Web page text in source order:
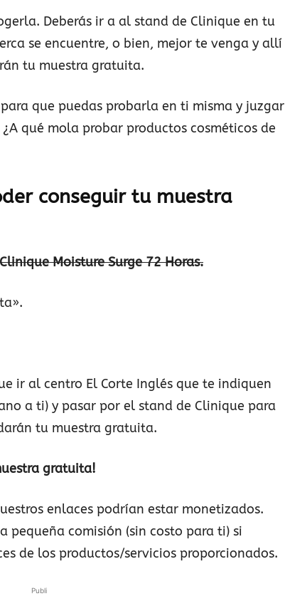
Deberás ir a al stand de Clinique en tu
se encuentre, o bien, mejor te venga y allí
tu muestra gratuita.
que puedas probarla en ti misma y juzgar
qué mola probar productos cosméticos de
conseguir tu muestra
Moisture Surge 72 Horas.
ir al centro El Corte Inglés que te indiquen
a ti) y pasar por el stand de Clinique para
tu muestra gratuita.
gratuita!
enlaces podrían estar monetizados.
pequeña comisión (sin costo para ti) si
de los productos/servicios proporcionados.
Publi